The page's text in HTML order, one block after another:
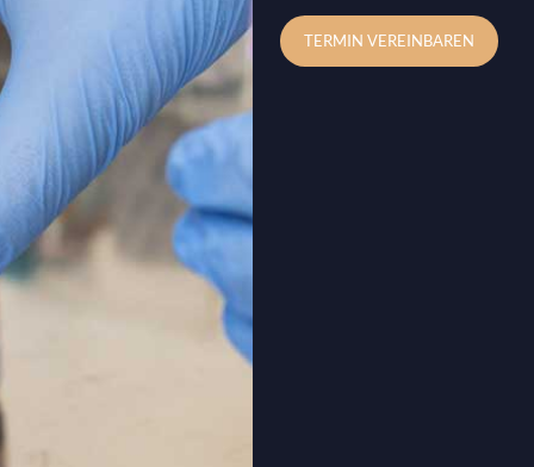
TERMIN VEREINBAREN